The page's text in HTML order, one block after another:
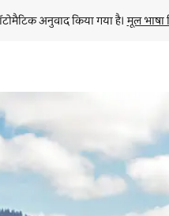
अनुवाद किया गया है। मूल भाषा